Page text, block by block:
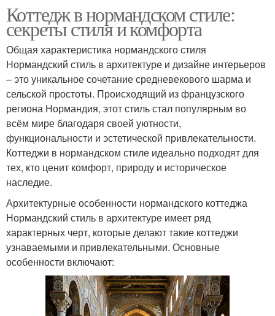
Коттедж в нормандском стиле:
секреты стиля и комфорта
Общая характеристика нормандского стиля
Нормандский стиль в архитектуре и дизайне интерьеров
– это уникальное сочетание средневекового шарма и
сельской простоты. Происходящий из французского
региона Нормандия, этот стиль стал популярным во
всём мире благодаря своей уютности,
функциональности и эстетической привлекательности.
Коттеджи в нормандском стиле идеально подходят для
тех, кто ценит комфорт, природу и историческое
наследие.
Архитектурные особенности нормандского коттеджа
Нормандский стиль в архитектуре имеет ряд
характерных черт, которые делают такие коттеджи
узнаваемыми и привлекательными. Основные
особенности включают: